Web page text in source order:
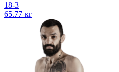
18-3
65.77 кг